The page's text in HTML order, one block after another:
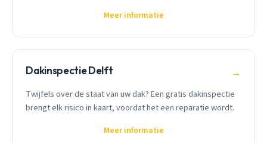
Meer informatie
Dakinspectie Delft →
Twijfels over de staat van uw dak? Een gratis dakinspectie
brengt elk risico in kaart, voordat het een reparatie wordt.
Meer informatie